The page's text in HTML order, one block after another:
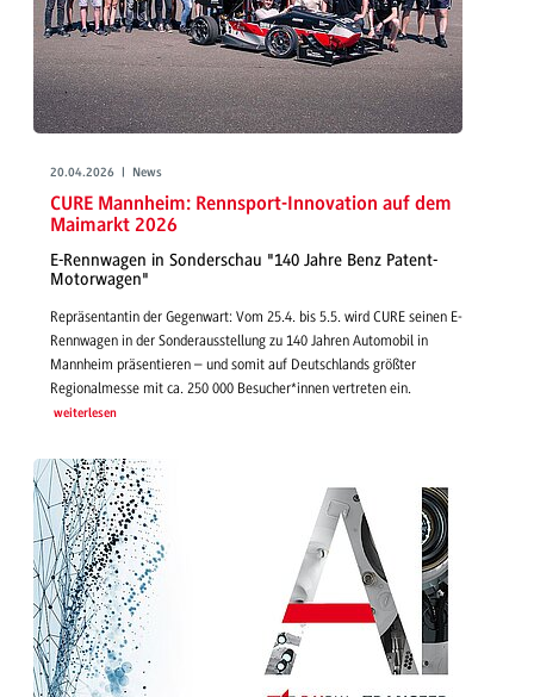
20.04.2026 | News
CURE Mannheim: Rennsport-Innovation auf dem
Maimarkt 2026
E-Rennwagen in Sonderschau "140 Jahre Benz Patent-
Motorwagen"
Repräsentantin der Gegenwart: Vom 25.4. bis 5.5. wird CURE seinen E-
Rennwagen in der Sonderausstellung zu 140 Jahren Automobil in
Mannheim präsentieren – und somit auf Deutschlands größter
Regionalmesse mit ca. 250 000 Besucher*innen vertreten ein.
weiterlesen